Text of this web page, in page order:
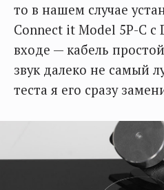
то в нашем случае
Connect it Model 5P-C с
входе — кабель
звук далеко не самый
теста я его сразу